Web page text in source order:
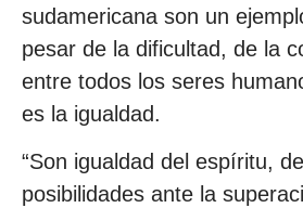
sudamericana son un
pesar de la dificultad, de la
entre todos los seres
es la igualdad.
“Son igualdad del espíritu,
posibilidades ante la